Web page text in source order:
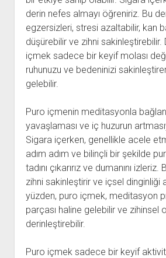
derin nefes almayı öğreniriz. Bu
egzersizleri, stresi azaltabilir, kan
düşürebilir ve zihni sakinleştirebilir.
içmek sadece bir keyif molası
ruhunuzu ve bedeninizi
gelebilir.
Puro içmenin meditasyonla
yavaşlaması ve iç huzurun
Sigara içerken, genellikle acele
adım adım ve bilinçli bir şekilde
tadını çıkarırız ve dumanını
zihni sakinleştirir ve içsel dinginliği
yüzden, puro içmek, meditasyon
parçası haline gelebilir ve zihinsel
derinleştirebilir.
Puro içmek sadece bir keyif